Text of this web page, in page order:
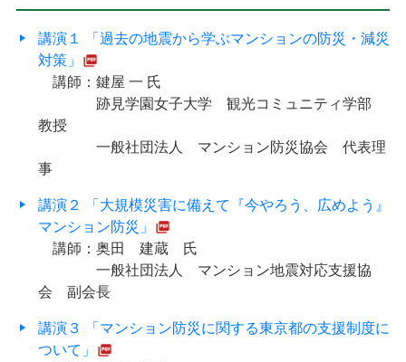
講演１ 「過去の地震から学ぶマンションの防災・減災
対策」
講師：鍵屋 一 氏
跡見学園女子大学 観光コミュニティ学部
教授
一般社団法人 マンション防災協会 代表理
事
講演２ 「大規模災害に備えて『今やろう、広めよう』
マンション防災」
講師：奥田 建蔵 氏
一般社団法人 マンション地震対応支援協
会 副会長
講演３ 「マンション防災に関する東京都の支援制度に
ついて」